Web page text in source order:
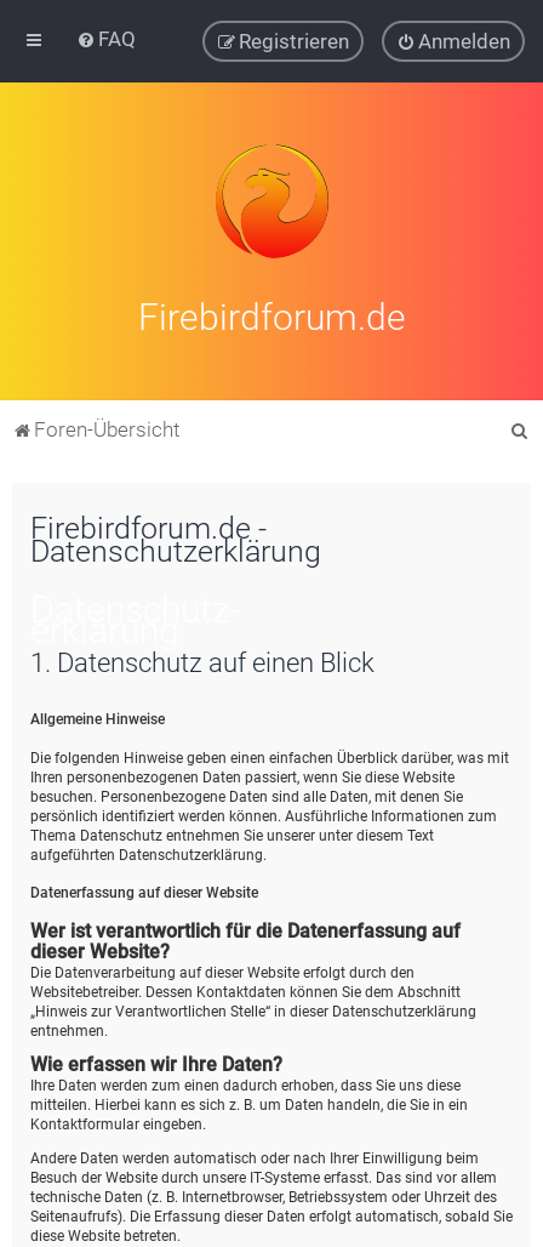
FAQ Anmelden
Registrieren
Firebirdforum.de
Foren-Übersicht
Firebirdforum.de -
Datenschutzerklärung
1. Datenschutz auf einen Blick
Allgemeine Hinweise
Die folgenden Hinweise geben einen einfachen Überblick darüber, was mit
Ihren personenbezogenen Daten passiert, wenn Sie diese Website
besuchen. Personenbezogene Daten sind alle Daten, mit denen Sie
persönlich identifiziert werden können. Ausführliche Informationen zum
Thema Datenschutz entnehmen Sie unserer unter diesem Text
aufgeführten Datenschutzerklärung.
Datenerfassung auf dieser Website
Wer ist verantwortlich für die Datenerfassung auf
dieser Website?
Die Datenverarbeitung auf dieser Website erfolgt durch den
Websitebetreiber. Dessen Kontaktdaten können Sie dem Abschnitt
„Hinweis zur Verantwortlichen Stelle“ in dieser Datenschutzerklärung
entnehmen.
Wie erfassen wir Ihre Daten?
Ihre Daten werden zum einen dadurch erhoben, dass Sie uns diese
mitteilen. Hierbei kann es sich z. B. um Daten handeln, die Sie in ein
Kontaktformular eingeben.
Andere Daten werden automatisch oder nach Ihrer Einwilligung beim
Besuch der Website durch unsere IT-Systeme erfasst. Das sind vor allem
technische Daten (z. B. Internetbrowser, Betriebssystem oder Uhrzeit des
Seitenaufrufs). Die Erfassung dieser Daten erfolgt automatisch, sobald Sie
diese Website betreten.